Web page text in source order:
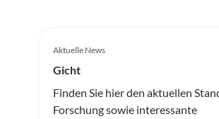
Aktuelle News
Gicht
Finden Sie hier den aktuellen
Forschung sowie interessante